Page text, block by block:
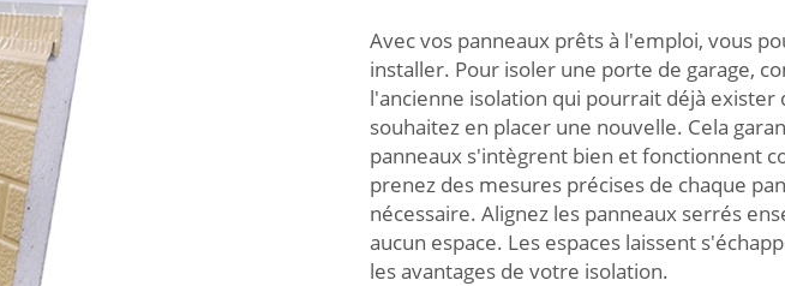
Avec vos panneaux prêts à l'emploi, vous
installer. Pour isoler une porte de garage,
l'ancienne isolation qui pourrait déjà exister
souhaitez en placer une nouvelle. Cela
panneaux s'intègrent bien et fonctionnent
prenez des mesures précises de chaque
nécessaire. Alignez les panneaux serrés
aucun espace. Les espaces laissent
les avantages de votre isolation.